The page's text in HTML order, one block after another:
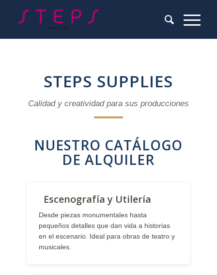
STEPS SUPPLIES
Calidad y creatividad para sus producciones
NUESTRO CATÁLOGO
DE ALQUILER
Escenografía y Utilería
Desde piezas monumentales hasta
pequeños detalles que dan vida a historias
en el escenario. Ideal para obras de teatro y
musicales.